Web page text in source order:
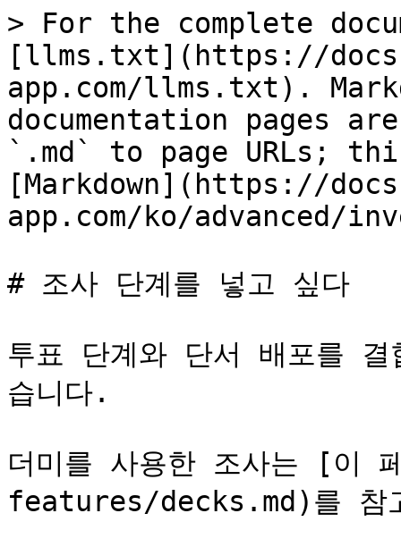
> For the complete
[llms.txt](https://
app.com/llms.txt).
documentation pages
`.md` to page URLs;
[Markdown](https://
app.com/ko/advanced/
# 조사 단계를 넣고 싶다
투표 단계와 단서 배포를
습니다.
더미를 사용한 조사는 [
features/decks.md)를 참